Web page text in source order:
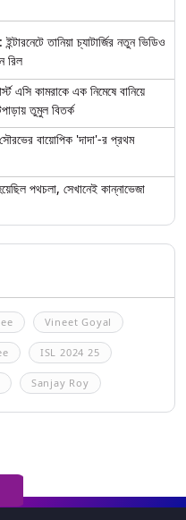
তানিয়া চ্যাটার্জির নতুন ভিডিও
রিল
কামরাকে এক নিমেষে বানিয়ে
তুমুল বিতর্ক
বায়োপিক 'দাদা'-র প্রথম
পথচলা, সেখানেই কান্নাভেজা
Vineet Goyal
ISL 2024 25
Sanjay Roy